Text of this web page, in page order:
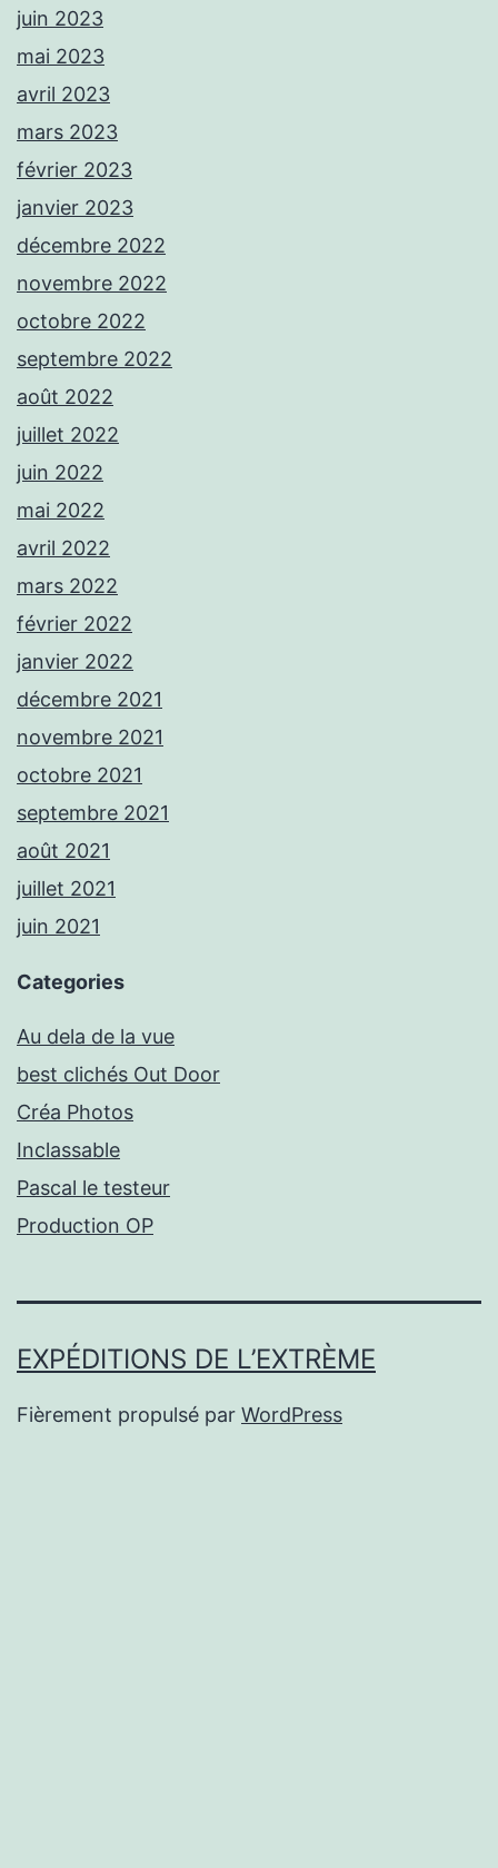
juin 2023
mai 2023
avril 2023
mars 2023
février 2023
janvier 2023
décembre 2022
novembre 2022
octobre 2022
septembre 2022
août 2022
juillet 2022
juin 2022
mai 2022
avril 2022
mars 2022
février 2022
janvier 2022
décembre 2021
novembre 2021
octobre 2021
septembre 2021
août 2021
juillet 2021
juin 2021
Categories
Au dela de la vue
best clichés Out Door
Créa Photos
Inclassable
Pascal le testeur
Production OP
EXPÉDITIONS DE L’EXTRÈME
Fièrement propulsé par WordPress